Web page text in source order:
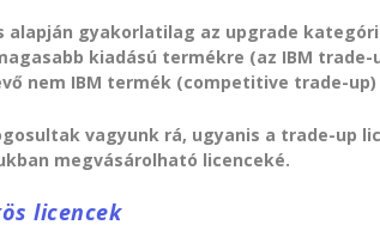
alapján gyakorlatilag az upgrade
kiadású termékre (az IBM
nem IBM termék (competitive trade-
vagyunk rá, ugyanis a trade-up
megvásárolható licenceké.
licencek